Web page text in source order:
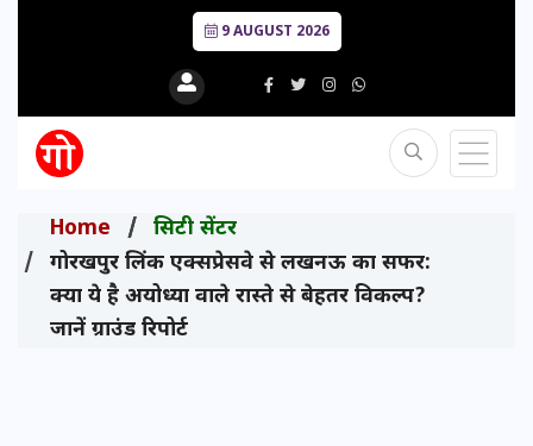
9 AUGUST 2026
Home
सिटी सेंटर
गोरखपुर लिंक एक्सप्रेसवे से लखनऊ का सफर:
क्या ये है अयोध्या वाले रास्ते से बेहतर विकल्प?
जानें ग्राउंड रिपोर्ट